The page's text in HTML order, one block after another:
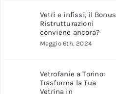
Vetri e infissi, il Bonus
Ristrutturazioni
conviene ancora?
Maggio 6th, 2024
Vetrofanie a Torino:
Trasforma la Tua
Vetrina in